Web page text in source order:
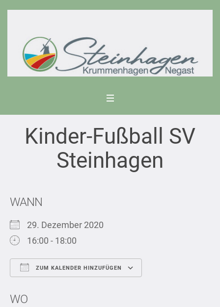
Kinder-Fußball SV
Steinhagen
WANN
29. Dezember 2020
16:00 - 18:00
ZUM KALENDER HINZUFÜGEN
WO